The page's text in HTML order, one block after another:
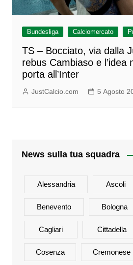
Bundesliga Calciomercato
TS – Bocciato, via dalla
rebus Cambiaso e l’idea
porta all’Inter
JustCalcio.com 5 Agosto
News sulla tua squadra
Alessandria Ascoli
Benevento Bologna
Cagliari Cittadella
Cosenza Cremonese